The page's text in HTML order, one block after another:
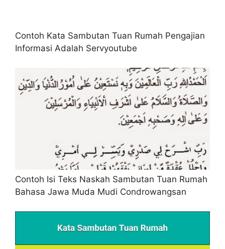
Contoh Kata Sambutan Tuan Rumah Pengajian
Informasi Adalah Servyoutube
Contoh Isi Teks Naskah Sambutan Tuan Rumah
Bahasa Jawa Muda Mudi Condrowangsan